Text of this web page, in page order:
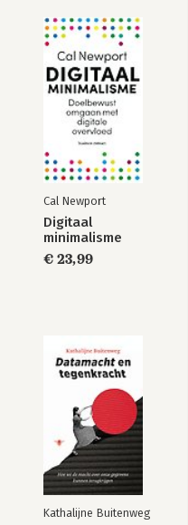
Cal Newport
Digitaal
minimalisme
€ 23,99
Kathalijne Buitenweg